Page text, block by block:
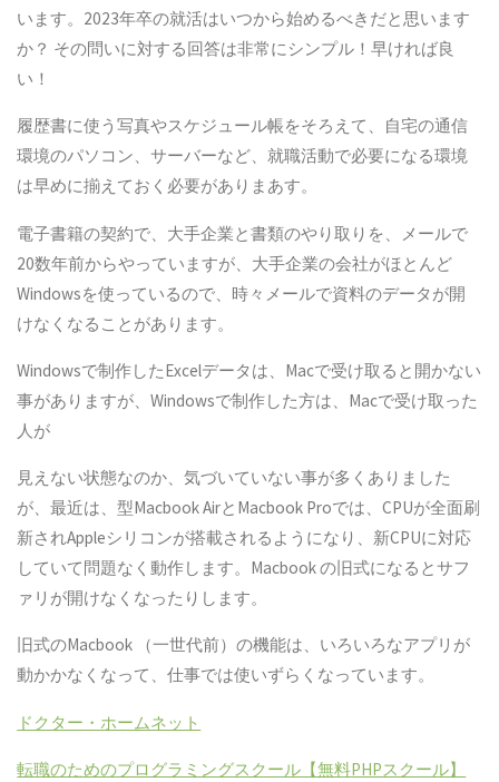
います。2023年卒の就活はいつから始めるべきだと思います
か？ その問いに対する回答は非常にシンプル！早ければ良
い！
履歴書に使う写真やスケジュール帳をそろえて、自宅の通信
環境のパソコン、サーバーなど、就職活動で必要になる環境
は早めに揃えておく必要がありまあす。
電子書籍の契約で、大手企業と書類のやり取りを、メールで
20数年前からやっていますが、大手企業の会社がほとんど
Windowsを使っているので、時々メールで資料のデータが開
けなくなることがあります。
Windowsで制作したExcelデータは、Macで受け取ると開かない
事がありますが、Windowsで制作した方は、Macで受け取った
人が
見えない状態なのか、気づいていない事が多くありました
が、最近は、型Macbook AirとMacbook Proでは、CPUが全面刷
新されAppleシリコンが搭載されるようになり、新CPUに対応
していて問題なく動作します。Macbook の旧式になるとサフ
ァリが開けなくなったりします。
旧式のMacbook （一世代前）の機能は、いろいろなアプリが
動かかなくなって、仕事では使いずらくなっています。
ドクター・ホームネット
転職のためのプログラミングスクール【無料PHPスクール】